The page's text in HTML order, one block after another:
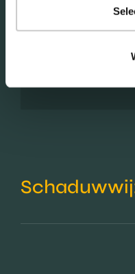
Aantal